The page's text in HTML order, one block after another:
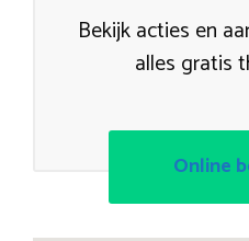
Bekijk acties en
alles gratis
Online